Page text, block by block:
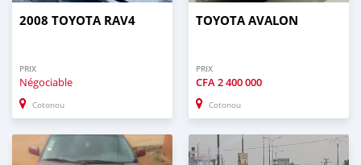
2008 TOYOTA RAV4
PRIX
Négociable
Cotonou
TOYOTA AVALON
PRIX
CFA2 400 000
Cotonou